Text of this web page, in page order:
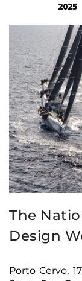
2025
The
Design
Porto Cervo,